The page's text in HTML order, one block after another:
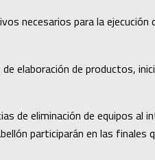
necesarios para la
elaboración de productos,
de eliminación de equipos al
participarán en las finales